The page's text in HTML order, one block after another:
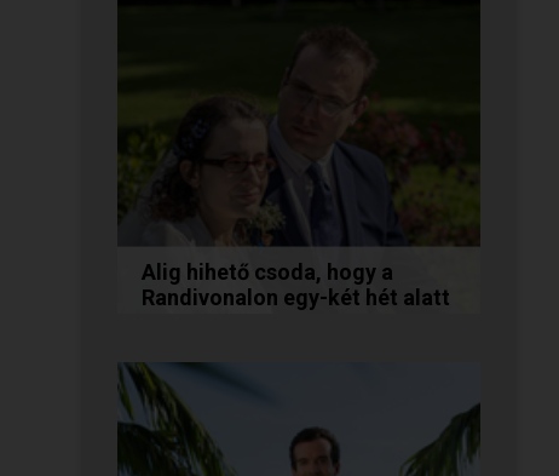
Alig hihető csoda, hogy a
Randivonalon egy-két hét alatt
Teodóra és Zsolt nem a
könnyebb utat választották,
hanem a szerelmet, amely
minden akadály legyőzésével
egyre erősebbé...